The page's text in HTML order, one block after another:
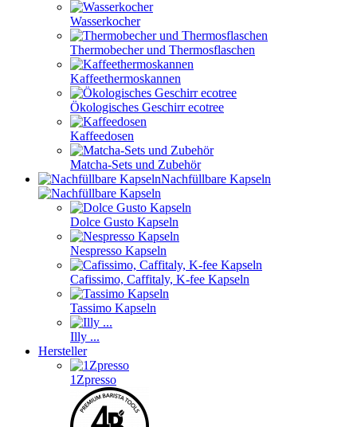
Wasserkocher
Thermobecher und Thermosflaschen
Kaffeethermoskannen
Ökologisches Geschirr ecotree
Kaffeedosen
Matcha-Sets und Zubehör
Nachfüllbare Kapseln
Dolce Gusto Kapseln
Nespresso Kapseln
Cafissimo, Caffitaly, K-fee Kapseln
Tassimo Kapseln
Illy ...
Hersteller
1Zpresso